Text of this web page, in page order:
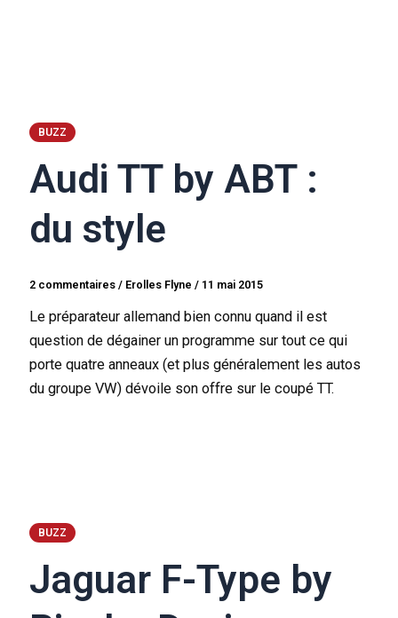
BUZZ
Audi TT by ABT :
du style
2 commentaires / Erolles Flyne/ 11 mai 2015
Le préparateur allemand bien connu quand il est
question de dégainer un programme sur tout ce qui
porte quatre anneaux (et plus généralement les autos
du groupe VW) dévoile son offre sur le coupé TT.
BUZZ
Jaguar F-Type by